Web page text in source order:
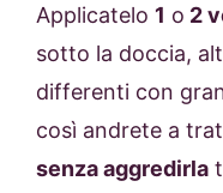
Applicatelo 1 o 2
sotto la doccia,
differenti con
così andrete a
senza aggredirla